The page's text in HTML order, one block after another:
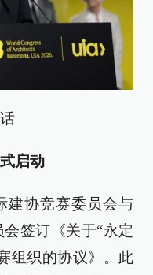
启动
建协竞赛委员会与
签订《关于“永定
组织的协议》。此